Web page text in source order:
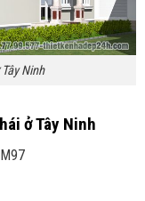
Ninh
ở Tây Ninh